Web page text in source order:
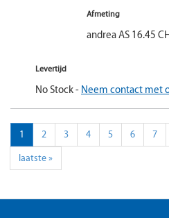
Afmeting
andrea AS 16.45
Levertijd
No Stock - Neem contact met
1 2 3 4 5 6 7
laatste »